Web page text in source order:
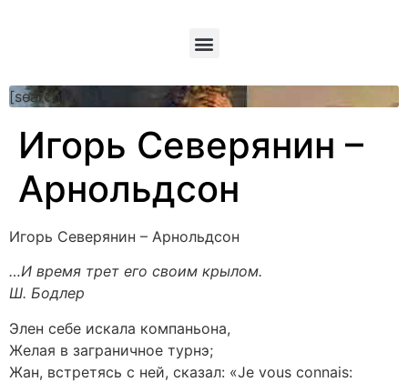
[searchform]
Игорь Северянин –
Арнольдсон
Игорь Северянин – Арнольдсон
…И время трет его своим крылом.
Ш. Бодлер
Элен себе искала компаньона,
Желая в заграничное турнэ;
Жан, встретясь с ней, сказал: «Je vous connais: